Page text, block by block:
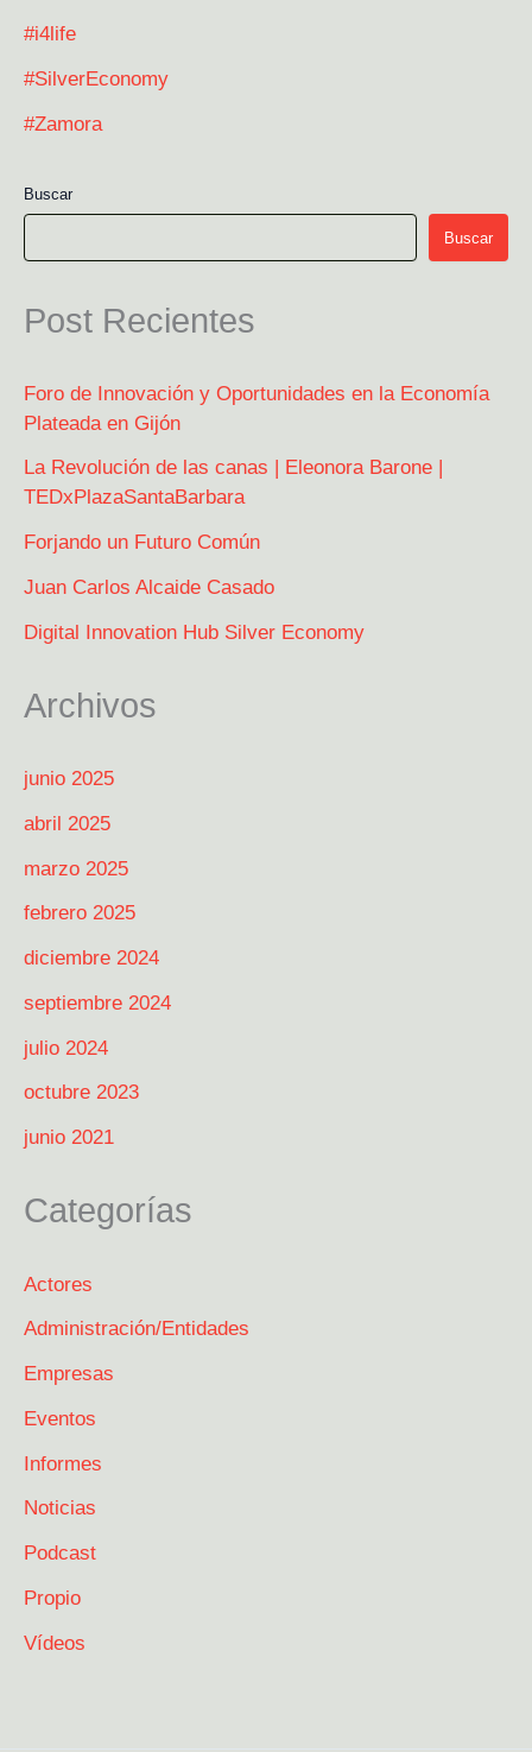
#i4life
#SilverEconomy
#Zamora
Buscar
Buscar
Post Recientes
Foro de Innovación y Oportunidades en la Economía
Plateada en Gijón
La Revolución de las canas | Eleonora Barone |
TEDxPlazaSantaBarbara
Forjando un Futuro Común
Juan Carlos Alcaide Casado
Digital Innovation Hub Silver Economy
Archivos
junio 2025
abril 2025
marzo 2025
febrero 2025
diciembre 2024
septiembre 2024
julio 2024
octubre 2023
junio 2021
Categorías
Actores
Administración/Entidades
Empresas
Eventos
Informes
Noticias
Podcast
Propio
Vídeos